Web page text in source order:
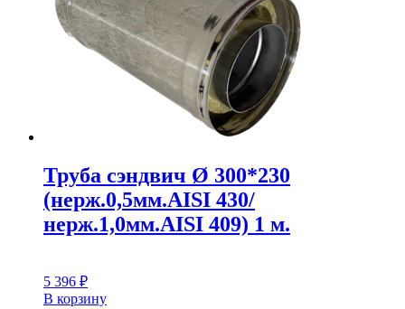
Труба сэндвич Ø 300*230
(нерж.0,5мм.AISI 430/
нерж.1,0мм.AISI 409) 1 м.
5 396 ₽
В корзину